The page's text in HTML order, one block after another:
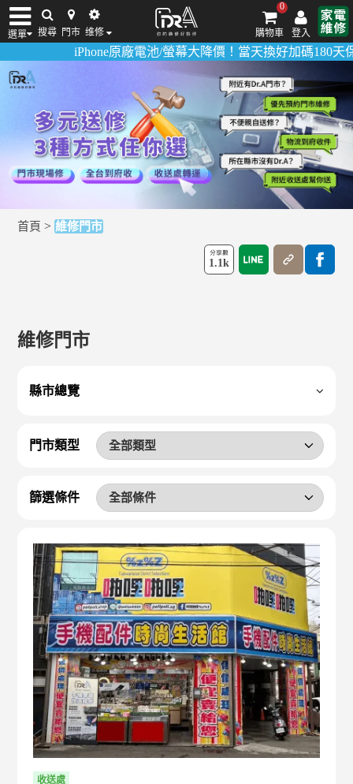
選單 搜尋 門市 维修 登入
0
購物車
iPhone維修/價格 筆電維修/價格 Android手機維修/價格 MacBook維修/價
iPhone原廠電池/螢幕大降價！當天換好加碼180天保固！
首頁 > 維修門市
1.1k
維修門市
縣市總覽
門市類型
篩選條件
收送處